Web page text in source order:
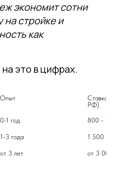
экономит сотни
на стройке и
как
это в цифрах.
Опыт
Ставка
РФ)
0-1 год 800 - 1
1-3 года 1 500 - 3
от 3 лет от 3 000